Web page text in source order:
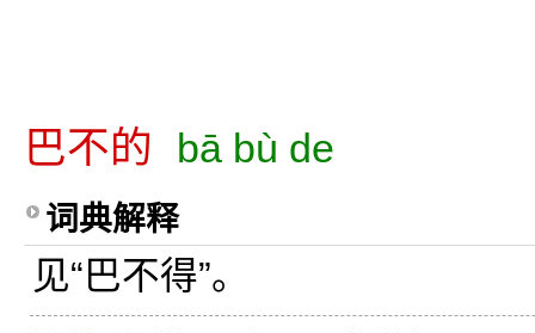
巴不的 bā bù de
词典解释
见“巴不得”。